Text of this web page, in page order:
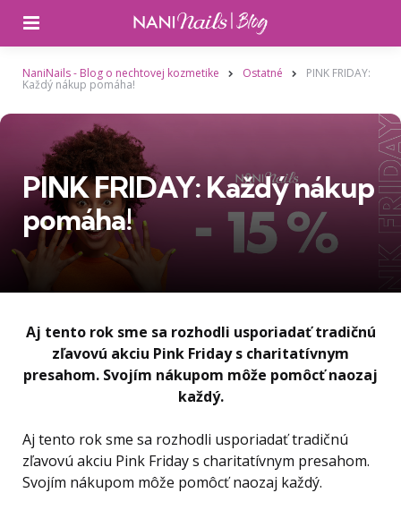
NaniNails - Blog o nechtovej kozmetike Ostatné PINK FRIDAY:
Každý nákup pomáha!
PINK FRIDAY: Každý nákup
pomáha!
Aj tento rok sme sa rozhodli usporiadať tradičnú
zľavovú akciu Pink Friday s charitatívnym
presahom. Svojím nákupom môže pomôcť naozaj
každý.
Aj tento rok sme sa rozhodli usporiadať tradičnú
zľavovú akciu Pink Friday s charitatívnym presahom.
Svojím nákupom môže pomôcť naozaj každý.